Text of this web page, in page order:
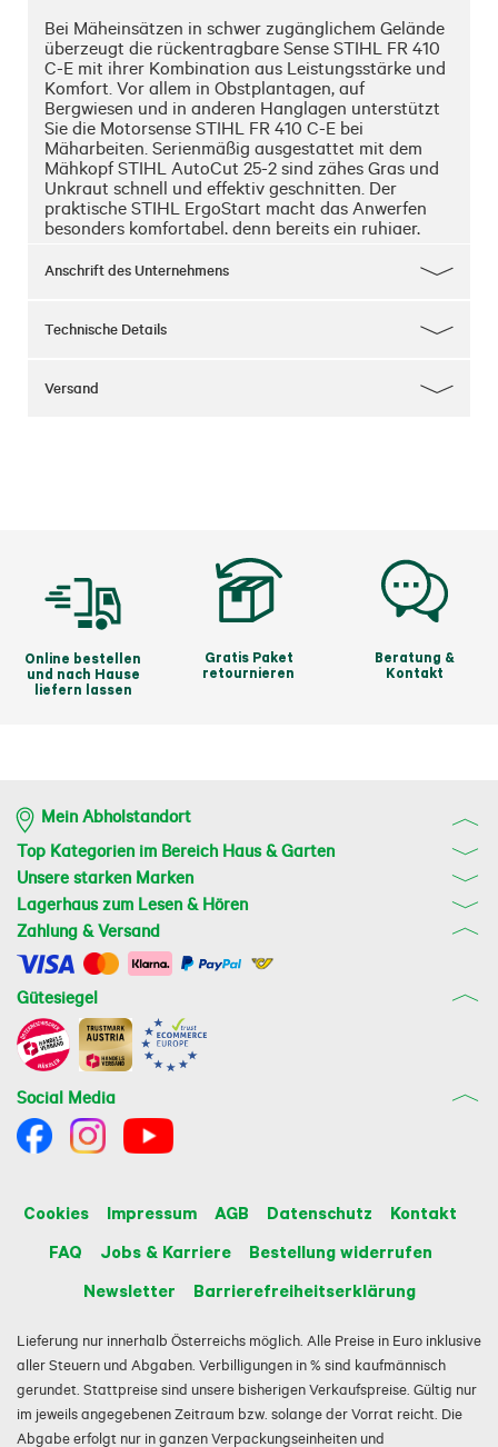
Bei Mäheinsätzen in schwer zugänglichem Gelände
überzeugt die rückentragbare Sense STIHL FR 410
C-E mit ihrer Kombination aus Leistungsstärke und
Komfort. Vor allem in Obstplantagen, auf
Bergwiesen und in anderen Hanglagen unterstützt
Sie die Motorsense STIHL FR 410 C-E bei
Mäharbeiten. Serienmäßig ausgestattet mit dem
Mähkopf STIHL AutoCut 25-2 sind zähes Gras und
Unkraut schnell und effektiv geschnitten. Der
praktische STIHL ErgoStart macht das Anwerfen
besonders komfortabel, denn bereits ein ruhiger,
Starten des STIHL 2-MIX-Motors. Dieser ist zugleich
effektiven Arbeiten: Der Einhand-Multifunktionsgriff
sorgt für einen besonders komfortablen
Mehr von der Marke Stihl
Anschrift des Unternehmens
Technische Details
Versand
Online bestellen
und nach Hause
liefern lassen
Gratis Paket
retournieren
Beratung &
Kontakt
Mein Abholstandort
Top Kategorien im Bereich Haus & Garten
Unsere starken Marken
Lagerhaus zum Lesen & Hören
Zahlung & Versand
Gütesiegel
Social Media
Cookies Impressum AGB Datenschutz
Kontakt
FAQ
Jobs & Karriere
Bestellung widerrufen
Newsletter
Barrierefreiheitserklärung
Lieferung nur innerhalb Österreichs möglich. Alle Preise in Euro inklusive
aller Steuern und Abgaben. Verbilligungen in % sind kaufmännisch
gerundet. Stattpreise sind unsere bisherigen Verkaufspreise. Gültig nur
im jeweils angegebenen Zeitraum bzw. solange der Vorrat reicht. Die
Abgabe erfolgt nur in ganzen Verpackungseinheiten und